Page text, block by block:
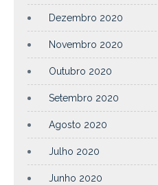
Dezembro 2020
Novembro 2020
Outubro 2020
Setembro 2020
Agosto 2020
Julho 2020
Junho 2020